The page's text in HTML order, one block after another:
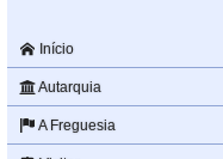
Início
Autarquia
A Freguesia